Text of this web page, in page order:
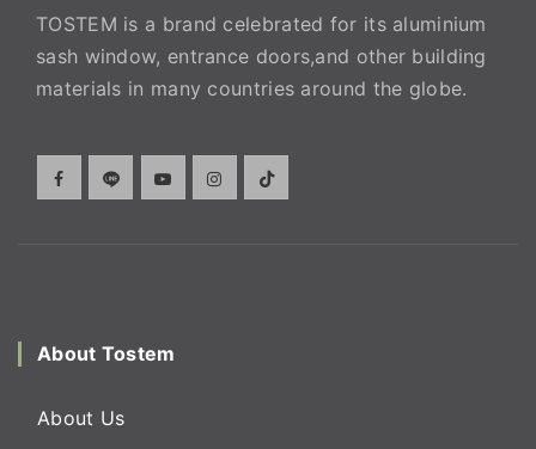
TOSTEM is a brand celebrated for its aluminium
sash window, entrance doors,and other building
materials in many countries around the globe.
About Tostem
About Us